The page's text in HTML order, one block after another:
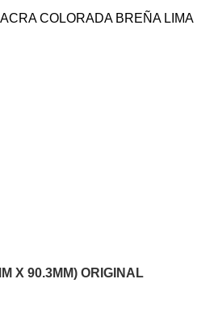
COLORADA BREÑA LIMA
X 90.3MM) ORIGINAL